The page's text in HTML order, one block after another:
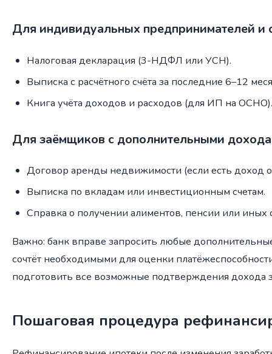
Для индивидуальных предпринимателей и
Налоговая декларация (3-НДФЛ или УСН).
Выписка с расчётного счёта за последние 6–12
Книга учёта доходов и расходов (для ИП на ОСНО).
Для заёмщиков с дополнительными
Договор аренды недвижимости (если есть доход
Выписка по вкладам или инвестиционным счетам.
Справка о получении алиментов, пенсии или иных
Важно: банк вправе запросить любые
сочтёт необходимыми для оценки
подготовить все возможные подтверждения дохода
Пошаговая процедура